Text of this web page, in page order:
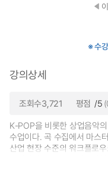
※ 수
강의상세
조회수3,721 평점 /5
K-POP을 비롯한 상업음악
수업이다. 곡 수집에서 마스
산업 현장 수준의 워크플로
엔지니어 등 다양한 역할의